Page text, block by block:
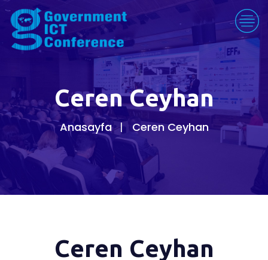
Ceren Ceyhan
Anasayfa Ceren Ceyhan
Ceren Ceyhan